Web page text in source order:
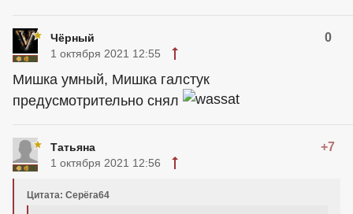
Чёрный 0
1 октября 2021 12:55
Мишка умный, Мишка галстук
предусмотрительно снял
Татьяна +7
1 октября 2021 12:56
Цитата: Серёга64